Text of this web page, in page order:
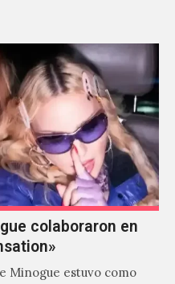
colaboraron en
Minogue estuvo como